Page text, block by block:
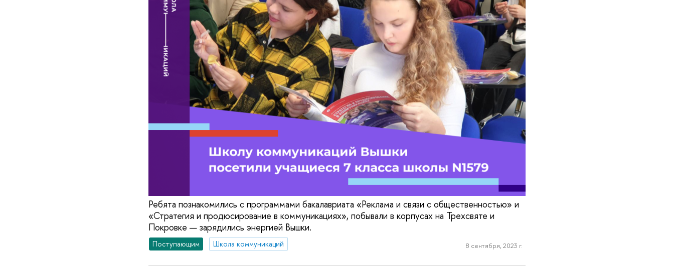
Ребята познакомились с программами бакалавриата «Реклама и связи с общественностью» и
«Стратегия и продюсирование в коммуникациях», побывали в корпусах на Трехсвяте и
Покровке — зарядились энергией Вышки.
Поступающим Школа коммуникаций 8 сентября, 2023 г.